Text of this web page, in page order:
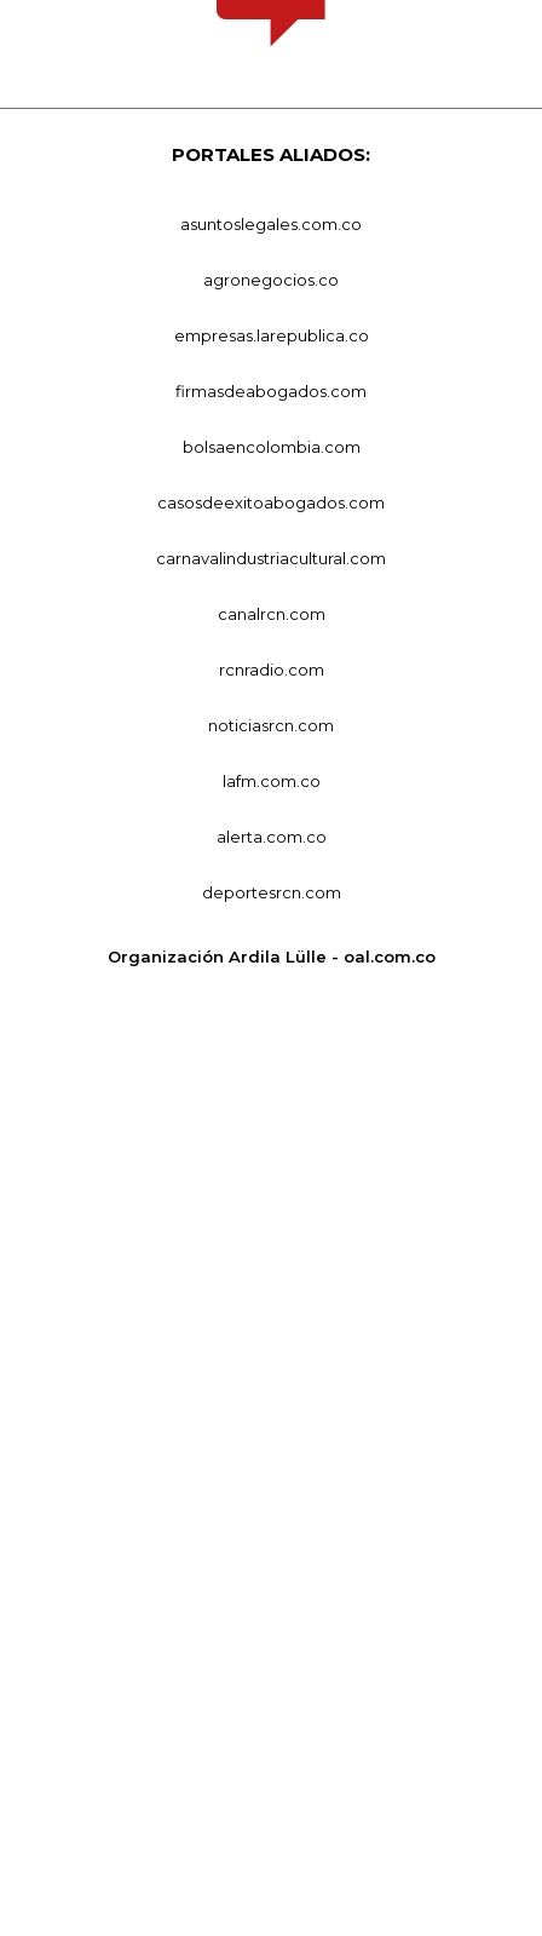
PORTALES ALIADOS:
asuntoslegales.com.co
agronegocios.co
empresas.larepublica.co
firmasdeabogados.com
bolsaencolombia.com
casosdeexitoabogados.com
carnavalindustriacultural.com
canalrcn.com
rcnradio.com
noticiasrcn.com
lafm.com.co
alerta.com.co
deportesrcn.com
Organización Ardila Lülle - oal.com.co